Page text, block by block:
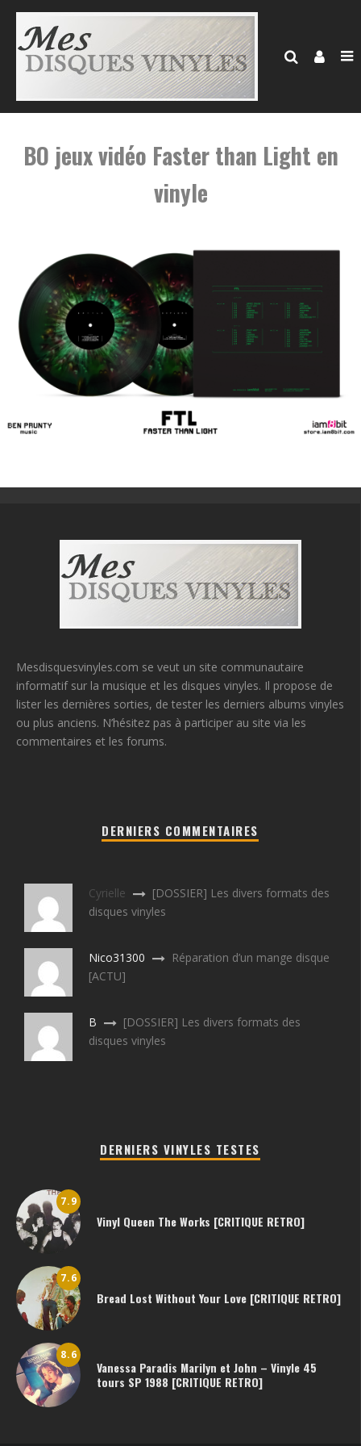
BO jeux vidéo Faster than Light en
vinyle
Mesdisquesvinyles.com se veut un site communautaire
informatif sur la musique et les disques vinyles. Il propose de
lister les dernières sorties, de tester les derniers albums vinyles
ou plus anciens. N’hésitez pas à participer au site via les
commentaires et les forums.
DERNIERS COMMENTAIRES
Cyrielle
[DOSSIER] Les divers formats des
disques vinyles
Nico31300
Réparation d’un mange disque
[ACTU]
B
[DOSSIER] Les divers formats des
disques vinyles
DERNIERS VINYLES TESTES
7.9
Vinyl Queen The Works [CRITIQUE RETRO]
7.6
Bread Lost Without Your Love [CRITIQUE RETRO]
8.6
Vanessa Paradis Marilyn et John – Vinyle 45
tours SP 1988 [CRITIQUE RETRO]